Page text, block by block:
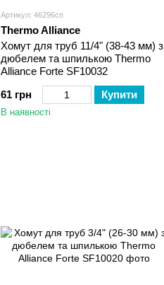
Артикул: 46296сп
Thermo Alliance
Хомут для труб 11/4" (38-43 мм) з
дюбелем та шпилькою Thermo
Alliance Forte SF10032
61 грн
Купити
В наявності